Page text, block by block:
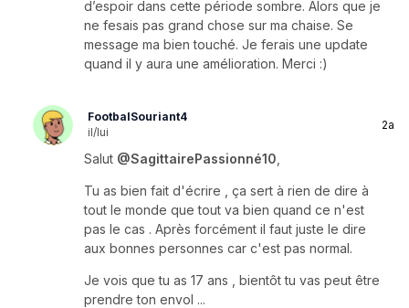
d’espoir dans cette période sombre. Alors que je
ne fesais pas grand chose sur ma chaise. Se
message ma bien touché. Je ferais une update
quand il y aura une amélioration. Merci :)
FootbalSouriant4
il/lui
2a
Salut @SagittairePassionné10
Tu as bien fait d'écrire , ça sert à rien de dire à
tout le monde que tout va bien quand ce n'est
pas le cas . Après forcément il faut juste le dire
aux bonnes personnes car c'est pas normal.
Je vois que tu as 17 ans , bientôt tu vas peut être
prendre ton envol ...